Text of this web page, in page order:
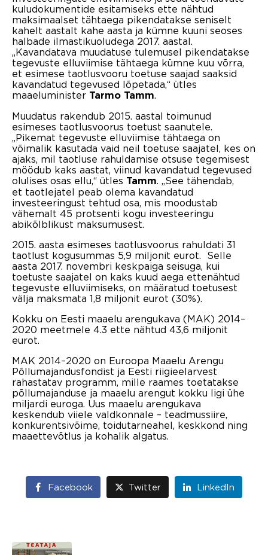
kuludokumentide esitamiseks ette nähtud
maksimaalset tähtaega pikendatakse seniselt
kahelt aastalt kahe aasta ja kümne kuuni seoses
halbade ilmastikuoludega 2017. aastal.
„Kavandatava muudatuse tulemusel pikendatakse
tegevuste elluviimise tähtaega kümne kuu võrra,
et esimese taotlusvooru toetuse saajad saaksid
kavandatud tegevused lõpetada,“ ütles
maaeluminister Tarmo Tamm.
Muudatus rakendub 2015. aastal toimunud
esimeses taotlusvoorus toetust saanutele.
„Pikemat tegevuste elluviimise tähtaega on
võimalik kasutada vaid neil toetuse saajatel, kes on
ajaks, mil taotluse rahuldamise otsuse tegemisest
möödub kaks aastat, viinud kavandatud tegevused
olulises osas ellu,“ ütles Tamm. „See tähendab,
et taotlejatel peab olema kavandatud
investeeringust tehtud osa, mis moodustab
vähemalt 45 protsenti kogu investeeringu
abikõlblikust maksumusest.
2015. aasta esimeses taotlusvoorus rahuldati 31
taotlust kogusummas 5,9 miljonit eurot. Selle
aasta 2017. novembri keskpaiga seisuga, kui
toetuste saajatel on kaks kuud aega ettenähtud
tegevuste elluviimiseks, on määratud toetusest
välja maksmata 1,8 miljonit eurot (30%).
Kokku on Eesti maaelu arengukava (MAK) 2014–
2020 meetmele 4.3 ette nähtud 43,6 miljonit
eurot.
MAK 2014–2020 on Euroopa Maaelu Arengu
Põllumajandusfondist ja Eesti riigieelarvest
rahastatav programm, mille raames toetatakse
põllumajanduse ja maaelu arengut kokku ligi ühe
miljardi euroga. Uus maaelu arengukava
keskendub viiele valdkonnale – teadmussiire,
konkurentsivõime, toidutarneahel, keskkond ning
maaettevõtlus ja kohalik algatus.
Facebook Twitter LinkedIn